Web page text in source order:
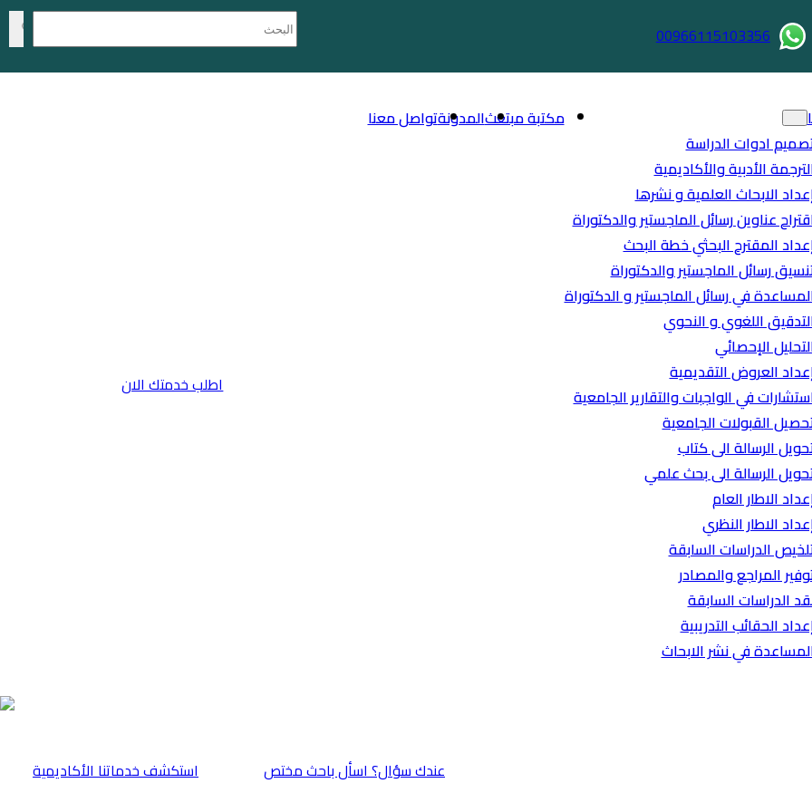
00966115103356
ادوات الدراسة
الأدبية والأكاديمية
الابحاث العلمية و نشرها
عناوين رسائل الماجستير والدكتوراة
المقترح البحثي خطة البحث
رسائل الماجستير والدكتوراة
في رسائل الماجستير و الدكتوراة
اللغوي و النحوي
الإحصائي
العروض التقديمية
في الواجبات والتقارير الجامعية
القبولات الجامعية
الرسالة الى كتاب
الرسالة الى بحث علمي
الاطار العام
الاطار النظري
الدراسات السابقة
المراجع والمصادر
الدراسات السابقة
الحقائب التدريبية
في نشر الابحاث
مكتبة مبتعثالمدونةتواصل معنا
اطلب خدمتك الان
⁠استكشف خدماتنا الأكاديمية عندك سؤال؟ اسأل باحث مختص